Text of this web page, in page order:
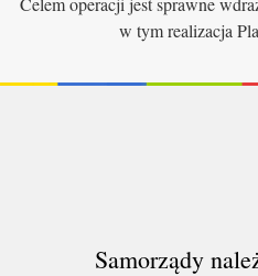
w tym realizacja
Samorządy